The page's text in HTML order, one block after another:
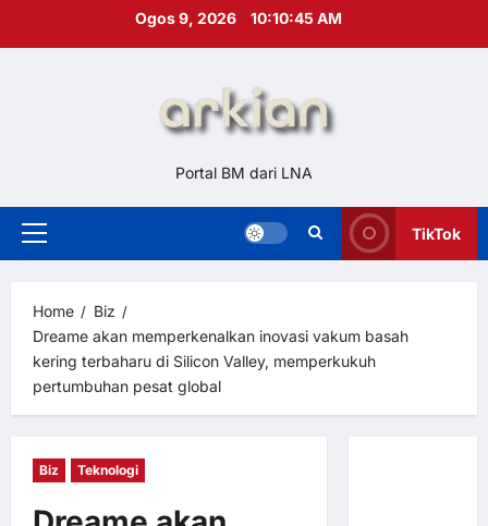
Ogos 9, 2026 10:10:46 AM
Portal BM dari LNA
Primary
TikTok
Home
Biz
Dreame akan memperkenalkan inovasi vakum basah
kering terbaharu di Silicon Valley, memperkukuh
pertumbuhan pesat global
Biz Teknologi